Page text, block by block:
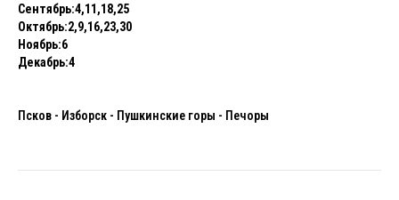
Сентябрь:4,11,18,25
Октябрь:2,9,16,23,30
Ноябрь:6
Декабрь:4
Псков - Изборск - Пушкинские горы - Печоры